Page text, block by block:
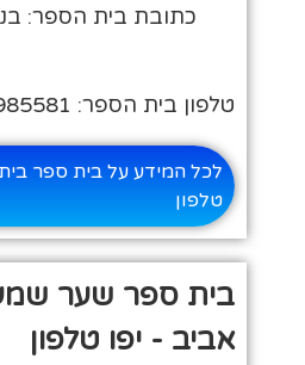
כתובת בית הספר:
טלפון בית הספר: 052-8985581
לכל המידע על בית ספר בית
טלפון
בית ספר שער
אביב - יפו טלפון